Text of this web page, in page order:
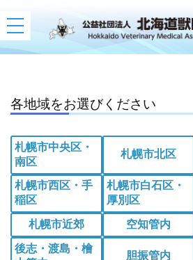
toggle
navigation
各地域をお選びください
札幌市中央区・
南区
札幌市北区
札幌市西区・手
稲区
札幌市白石区・
厚別区
札幌市近郊 空知管内
後志・渡島・檜
胆振管内